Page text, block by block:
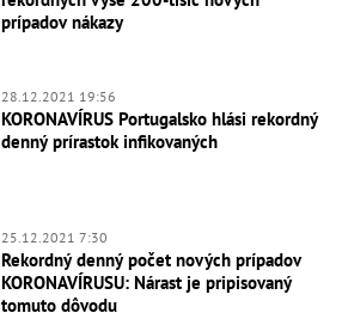
prípadov nákazy
28.12.2021 19:56
KORONAVÍRUS Portugalsko hlási rekordný
denný prírastok infikovaných
25.12.2021 7:30
Rekordný denný počet nových prípadov
KORONAVÍRUSU: Nárast je pripisovaný
tomuto dôvodu